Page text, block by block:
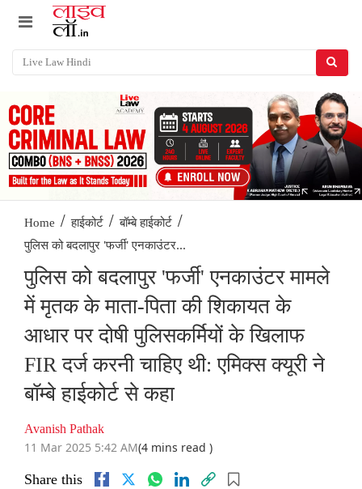
Home / हाईकोर्ट / बॉम्बे हाईकोर्ट /
पुलिस को बदलापुर 'फर्जी' एनकाउंटर...
पुलिस को बदलापुर 'फर्जी' एनकाउंटर मामले
में मृतक के माता-पिता की शिकायत के
आधार पर दोषी पुलिसकर्मियों के खिलाफ
FIR दर्ज करनी चाहिए थी: एमिक्स क्यूरी ने
बॉम्बे हाईकोर्ट से कहा
Avanish Pathak
11 Mar 2025 5:42 AM(4 mins read )
Share this